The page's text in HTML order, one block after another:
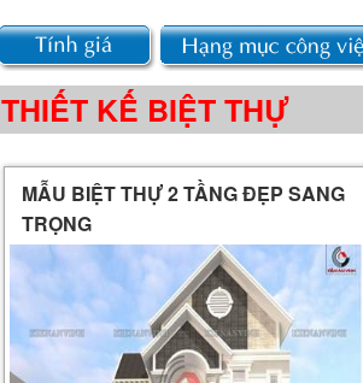
THIẾT KẾ BIỆT THỰ
MẪU BIỆT THỰ 2 TẦNG ĐẸP SANG
TRỌNG